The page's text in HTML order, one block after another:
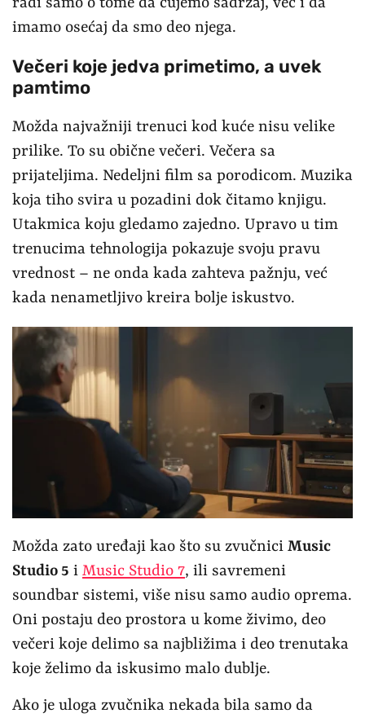
radi samo o tome da čujemo sadržaj, već i da
imamo osećaj da smo deo njega.
Večeri koje jedva primetimo, a uvek
pamtimo
Možda najvažniji trenuci kod kuće nisu velike
prilike. To su obične večeri. Večera sa
prijateljima. Nedeljni film sa porodicom. Muzika
koja tiho svira u pozadini dok čitamo knjigu.
Utakmica koju gledamo zajedno. Upravo u tim
trenucima tehnologija pokazuje svoju pravu
vrednost – ne onda kada zahteva pažnju, već
kada nenametljivo kreira bolje iskustvo.
Možda zato uređaji kao što su zvučnici Music
Studio 5 i Music Studio 7, ili savremeni
soundbar sistemi, više nisu samo audio oprema.
Oni postaju deo prostora u kome živimo, deo
večeri koje delimo sa najbližima i deo trenutaka
koje želimo da iskusimo malo dublje.
Ako je uloga zvučnika nekada bila samo da